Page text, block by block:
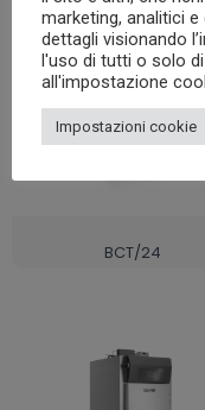
BCT/24
marketing, analitici
dettagli visionando
l'uso di tutti o solo
all'impostazione
Impostazioni cookie